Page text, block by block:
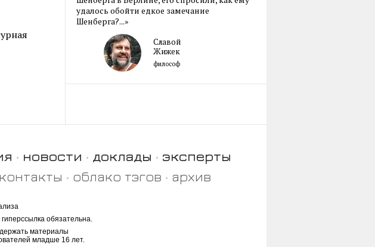
удалось обойти едкое замечание
Шенберга?...»
Славой
Жижек
философ
новости доклады
эксперты
контакты облако тэгов архив
обязательна.
материалы
младше 16 лет.